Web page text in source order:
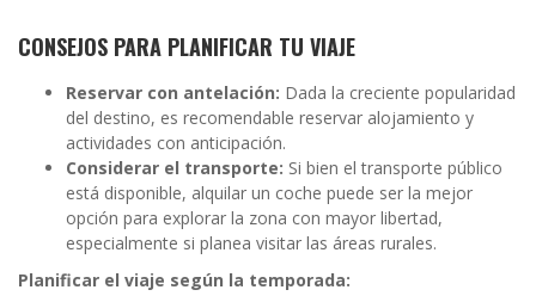
CONSEJOS PARA PLANIFICAR TU VIAJE
Reservar con antelación: Dada la creciente popularidad
del destino, es recomendable reservar alojamiento y
actividades con anticipación.
Considerar el transporte: Si bien el transporte público
está disponible, alquilar un coche puede ser la mejor
opción para explorar la zona con mayor libertad,
especialmente si planea visitar las áreas rurales.
Planificar el viaje según la temporada: